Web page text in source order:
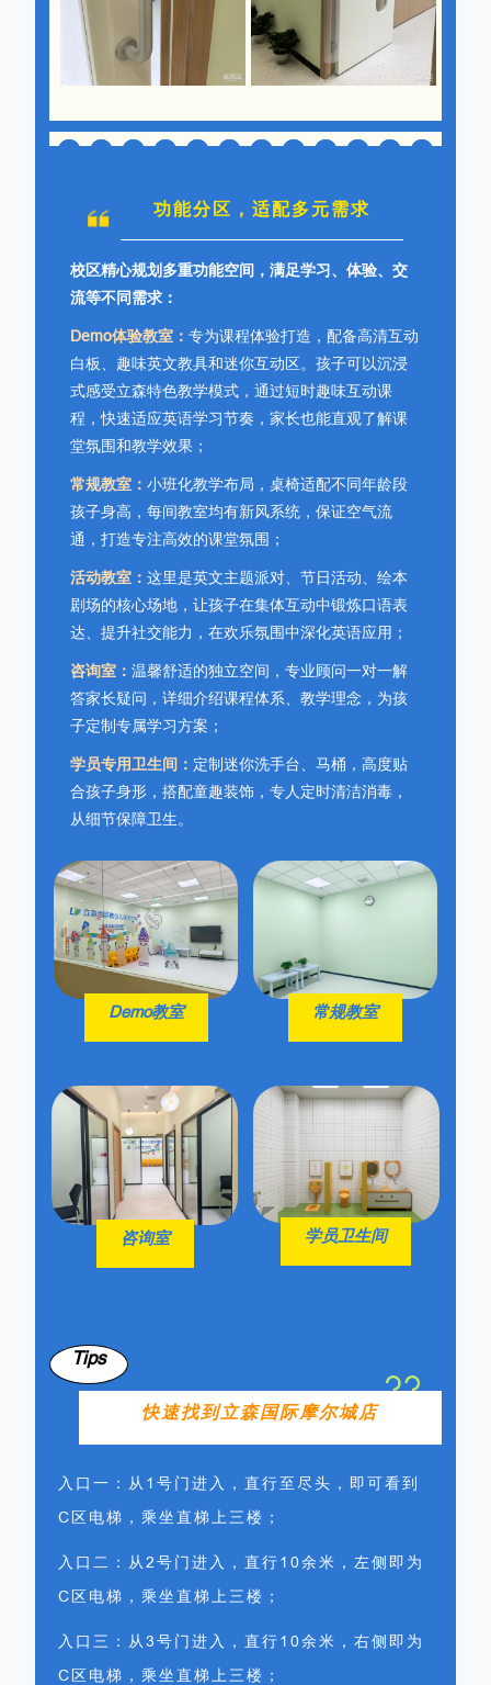
功能分区，适配多元需求
校区精心规划多重功能空间，满足学习、体验、交
流等不同需求：
Demo体验教室：专为课程体验打造，配备高清互动
白板、趣味英文教具和迷你互动区。孩子可以沉浸
式感受立森特色教学模式，通过短时趣味互动课
程，快速适应英语学习节奏，家长也能直观了解课
堂氛围和教学效果；
常规教室：小班化教学布局，桌椅适配不同年龄段
孩子身高，每间教室均有新风系统，保证空气流
通，打造专注高效的课堂氛围；
活动教室：这里是英文主题派对、节日活动、绘本
剧场的核心场地，让孩子在集体互动中锻炼口语表
达、提升社交能力，在欢乐氛围中深化英语应用；
咨询室：温馨舒适的独立空间，专业顾问一对一解
答家长疑问，详细介绍课程体系、教学理念，为孩
子定制专属学习方案；
学员专用卫生间： 定制迷你洗手台、马桶，高度贴
合孩子身形，搭配童趣装饰，专人定时清洁消毒，
从细节保障卫生。
Demo教室 常规教室
咨询室 学员卫生间
Tips
快速找到立森国际摩尔城店
入口一：从1号门进入，直行至尽头，即可看到
C区电梯，乘坐直梯上三楼；
入口二：从2号门进入，直行10余米，左侧即为
C区电梯，乘坐直梯上三楼；
入口三：从3号门进入，直行10余米，右侧即为
C区电梯，乘坐直梯上三楼；